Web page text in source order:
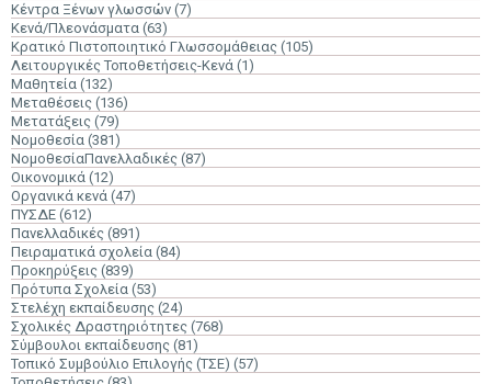
Κέντρα Ξένων γλωσσών (7)
Κενά/Πλεονάσματα (63)
Κρατικό Πιστοποιητικό Γλωσσομάθειας (105)
Λειτουργικές Τοποθετήσεις-Κενά (1)
Μαθητεία (132)
Μεταθέσεις (136)
Μετατάξεις (79)
Νομοθεσία (381)
ΝομοθεσίαΠανελλαδικές (87)
Οικονομικά (12)
Οργανικά κενά (47)
ΠΥΣΔΕ (612)
Πανελλαδικές (891)
Πειραματικά σχολεία (84)
Προκηρύξεις (839)
Πρότυπα Σχολεία (53)
Στελέχη εκπαίδευσης (24)
Σχολικές Δραστηριότητες (768)
Σύμβουλοι εκπαίδευσης (81)
Τοπικό Συμβούλιο Επιλογής (ΤΣΕ) (57)